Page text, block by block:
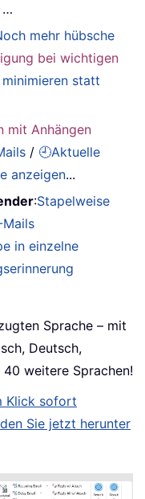
…
mehr hübsche
bei wichtigen
statt
mit Anhängen
/ 🕘Aktuelle
anzeigen...
:Stapelweise
in einzelne
Sprache – mit
Deutsch,
weitere Sprachen!
Klick sofort
Sie jetzt herunter